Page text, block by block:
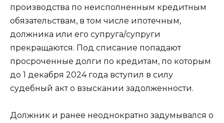
производства по неисполненным кредитным
обязательствам, в том числе ипотечным,
должника или его супруга/супруги
прекращаются. Под списание попадают
просроченные долги по кредитам, по которым
до 1 декабря 2024 года вступил в силу
судебный акт о взыскании задолженности.
Должник и ранее неоднократно задумывался о